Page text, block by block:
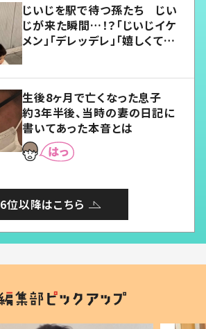
じいじを駅で待つ孫たち じい
じが来た瞬間…！？「じいじイケ
メン」「デレッデレ」「嬉しくて可
生後8ヶ月で亡くなった息子
約3年半後、当時の妻の日記に
書いてあった本音とは
6位以降はこちら